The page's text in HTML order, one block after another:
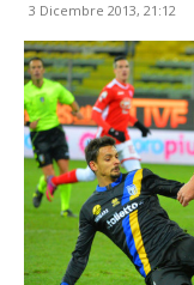
3 Dicembre 2013, 21:12